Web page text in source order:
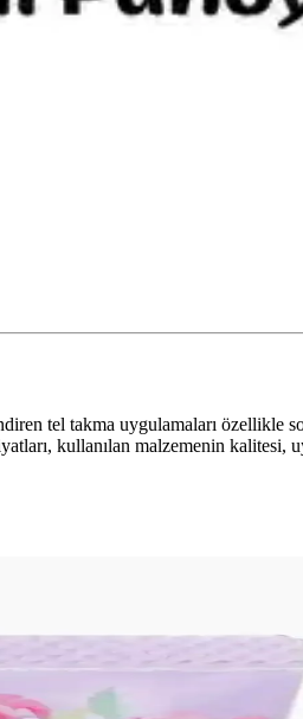
tel takma uygulamaları özellikle
kullanılan malzemenin kalitesi,
tonu, göz makyajını ön plana